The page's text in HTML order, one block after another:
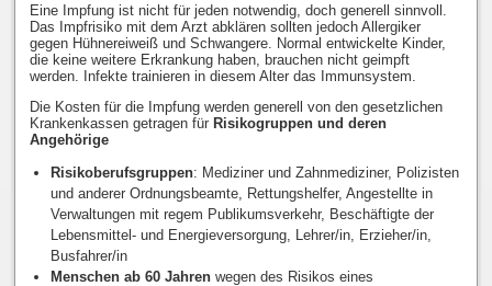
Eine Impfung ist nicht für jeden notwendig, doch generell sinnvoll.
Das Impfrisiko mit dem Arzt abklären sollten jedoch Allergiker
gegen Hühnereiweiß und Schwangere. Normal entwickelte Kinder,
die keine weitere Erkrankung haben, brauchen nicht geimpft
werden. Infekte trainieren in diesem Alter das Immunsystem.
Die Kosten für die Impfung werden generell von den gesetzlichen
Krankenkassen getragen fürRisikogruppen und deren
Angehörige
Risikoberufsgruppen: Mediziner und Zahnmediziner, Polizisten
und anderer Ordnungsbeamte, Rettungshelfer, Angestellte in
Verwaltungen mit regem Publikumsverkehr, Beschäftigte der
Lebensmittel- und Energieversorgung, Lehrer/in, Erzieher/in,
Busfahrer/in
Menschen ab 60 Jahren wegen des Risikos eines